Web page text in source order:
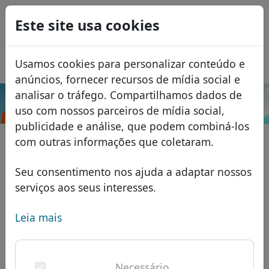
Este site usa cookies
Usamos cookies para personalizar conteúdo e
anúncios, fornecer recursos de mídia social e
analisar o tráfego. Compartilhamos dados de
uso com nossos parceiros de mídia social,
publicidade e análise, que podem combiná-los
com outras informações que coletaram.
Seu consentimento nos ajuda a adaptar nossos
serviços aos seus interesses.
Leia mais
Domínios
Banco de dados de domínios
domínios africanos
domínios asiáticos
domínios europeus
Lista de preços
Descontos
Transferir
Pesquisar
Serviços
FAQ
USD
EUR
GBP
Español
Français
Italiano
Română
Eesti
.jobs Pesquisar